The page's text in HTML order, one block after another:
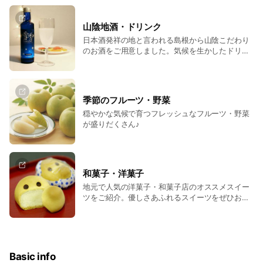
山陰地酒・ドリンク
日本酒発祥の地と言われる島根から山陰こだわり
のお酒をご用意しました。気候を生かしたドリン
季節のフルーツ・野菜
穏やかな気候で育つフレッシュなフルーツ・野菜
が盛りだくさん♪
和菓子・洋菓子
地元で人気の洋菓子・和菓子店のオススメスイー
ツをご紹介。優しさあふれるスイーツをぜひお召
Basic info